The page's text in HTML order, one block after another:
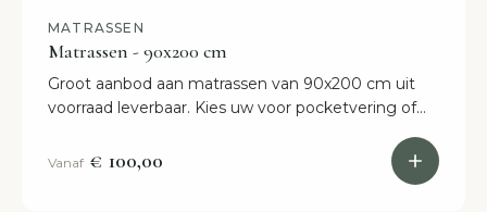
MATRASSEN
Matrassen - 90x200 cm
Groot aanbod aan matrassen van 90x200 cm uit
voorraad leverbaar. Kies uw voor pocketvering of
showroom in Etten-Leur.
Vanaf € 100,00